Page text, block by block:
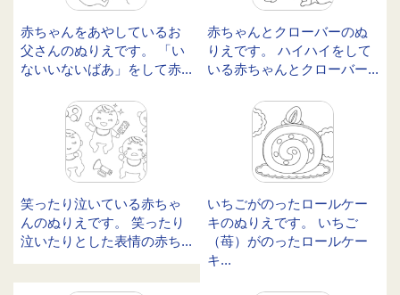
赤ちゃんをあやしているお
父さんのぬりえです。 「い
ないいないばあ」をして赤...
赤ちゃんとクローバーのぬ
りえです。 ハイハイをして
いる赤ちゃんとクローバー...
笑ったり泣いている赤ちゃ
んのぬりえです。 笑ったり
泣いたりとした表情の赤ち...
いちごがのったロールケー
キのぬりえです。 いちご
（苺）がのったロールケー
キ...